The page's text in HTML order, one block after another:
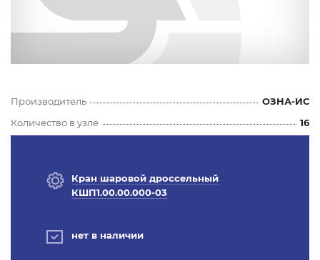
Производитель
ОЗНА-ИС
Количество в узле
16
Кран шаровой дроссельный
КШП1.00.00.000-03
нет в наличии